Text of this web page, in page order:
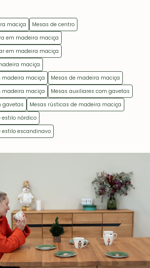
maciça
Mesas de centro
em madeira maciça
em madeira maciça
maciça
madeira maciça
Mesas de madeira maciça
madeira maciça
Mesas auxiliares com gavetas
gavetas
Mesas rústicas de madeira maciça
estilo nórdico
estilo escandinavo